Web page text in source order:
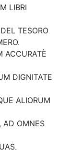
LIBRI
TESORO
ACCURATÈ
DIGNITATE
ALIORUM
AD OMNES